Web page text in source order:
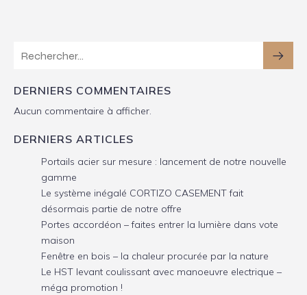
DERNIERS COMMENTAIRES
Aucun commentaire à afficher.
DERNIERS ARTICLES
Portails acier sur mesure : lancement de notre nouvelle
gamme
Le système inégalé CORTIZO CASEMENT fait
désormais partie de notre offre
Portes accordéon – faites entrer la lumière dans vote
maison
Fenêtre en bois – la chaleur procurée par la nature
Le HST levant coulissant avec manoeuvre electrique –
méga promotion !